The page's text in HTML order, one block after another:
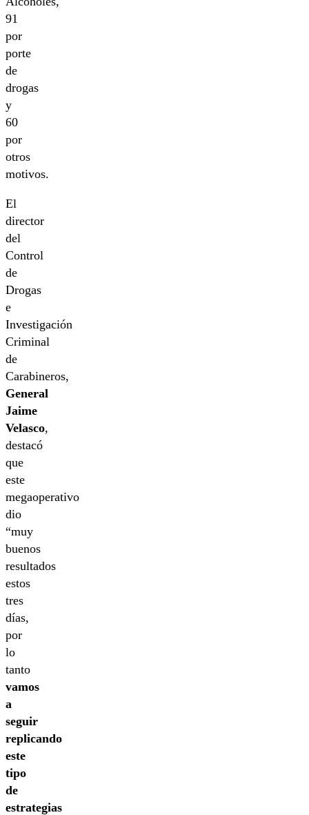
91
por
porte
de
drogas
y
60
por
otros
motivos.
El
director
del
Control
de
Drogas
e
Investigación
Criminal
de
Carabineros,
General
Jaime
Velasco,
destacó
que
este
megaoperativo
dio
“muy
buenos
resultados
estos
tres
días,
por
lo
tanto
vamos
a
seguir
replicando
este
tipo
de
estrategias